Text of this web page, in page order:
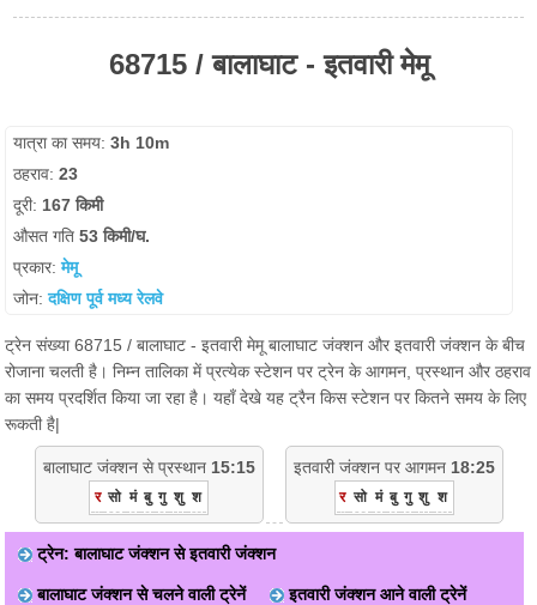
68715 / बालाघाट - इतवारी मेमू
यात्रा का समय:3h 10m
ठहराव:23
दूरी: 167 किमी
औसत गति53 किमी/घ.
प्रकार:मेमू
जोन:दक्षिण पूर्व मध्य रेलवे
ट्रेन संख्या 68715 / बालाघाट - इतवारी मेमू बालाघाट जंक्शन और इतवारी जंक्शन के बीच
रोजाना चलती है। निम्न तालिका में प्रत्येक स्टेशन पर ट्रेन के आगमन, प्रस्थान और ठहराव
का समय प्रदर्शित किया जा रहा है। यहाँ देखे यह ट्रैन किस स्टेशन पर कितने समय के लिए
रूकती है|
बालाघाट जंक्शन से प्रस्थान 15:15
र सो मं बु गु शु श
इतवारी जंक्शन पर आगमन 18:25
र सो मं बु गु शु श
ट्रेन: बालाघाट जंक्शन से इतवारी जंक्शन
बालाघाट जंक्शन से चलने वाली ट्रेनें इतवारी जंक्शन आने वाली ट्रेनें